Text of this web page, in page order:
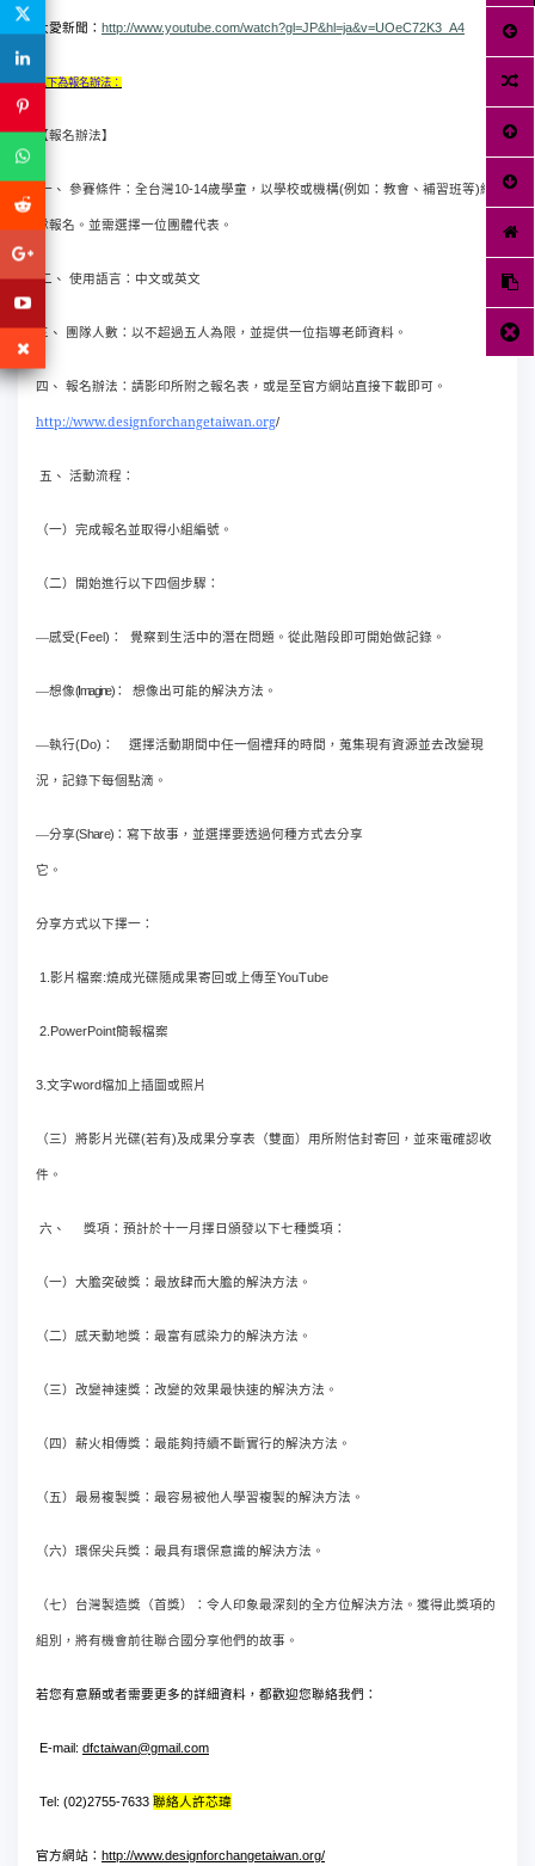
大愛新聞： http://www.youtube.com/watch?gl=JP&hl=ja&v=UOeC72K3_A4
以下為報名辦法：
【報名辦法】
一、 參賽條件：全台灣10-14歲學童，以學校或機構(例如：教會、補習班等)組
隊報名。並需選擇一位團體代表。
二、 使用語言：中文或英文
三、 團隊人數：以不超過五人為限，並提供一位指導老師資料。
四、 報名辦法：請影印所附之報名表，或是至官方網站直接下載即可。
http://www.designforchangetaiwan.org/
五、 活動流程：
（一）完成報名並取得小組編號。
（二）開始進行以下四個步驟：
—感受(Feel) ： 覺察到生活中的潛在問題。從此階段即可開始做記錄。
—想像(Imagine)： 想像出可能的解決方法。
—執行(Do) ： 選擇活動期間中任一個禮拜的時間，蒐集現有資源並去改變現
況，記錄下每個點滴。
—分享(Share) ： 寫下故事，並選擇要透過何種方式去分享
它。
分享方式以下擇一：
1. 影片檔案:燒成光碟隨成果寄回或上傳至YouTube
2.PowerPoint簡報檔案
3. 文字word檔加上插圖或照片
（三）將影片光碟(若有)及成果分享表（雙面）用所附信封寄回，並來電確認收
件。
六、 獎項：預計於十一月擇日頒發以下七種獎項：
（一）大膽突破獎：最放肆而大膽的解決方法。
（二）感天動地獎：最富有感染力的解決方法。
（三）改變神速獎：改變的效果最快速的解決方法。
（四）薪火相傳獎：最能夠持續不斷實行的解決方法。
（五）最易複製獎：最容易被他人學習複製的解決方法。
（六）環保尖兵獎：最具有環保意識的解決方法。
（七）台灣製造獎（首獎）：令人印象最深刻的全方位解決方法。獲得此獎項的
組別，將有機會前往聯合國分享他們的故事。
若您有意願或者需要更多的詳細資料，都歡迎您聯絡我們：
E-mail: dfctaiwan@gmail.com
Tel: (02)2755-7633 聯絡人許芯瑋
官方網站： http://www.designforchangetaiwan.org/